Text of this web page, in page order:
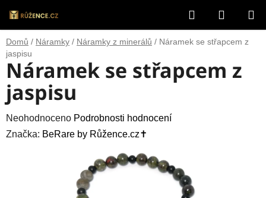
na
obsah
Hledat
KOŠÍK
Domů / Náramky / Náramky z minerálů / Náramek se střapcem z
jaspisu
Náramek se střapcem z
jaspisu
Průměrné
hodnocení
Neohodnoceno Podrobnosti hodnocení
Značka: BeRare by Růžence.cz✝️